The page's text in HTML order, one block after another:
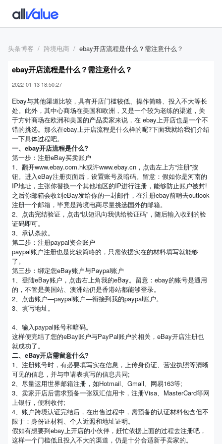
头条博客 跨境电商 ebay开店流程是什么？需注意什么？
ebay开店流程是什么？需注意什么？
2022-01-13 18:50:27
Ebay与其他渠道比较，具有开店门槛较低、操作简略、投入不大等长
处。此外，其中心商场在美国和欧洲，又是一个较为老练的渠道，关
于方针商场在欧洲和美国的产品卖家来说，在 ebay上开店也是一个不
错的挑选。那么在ebay上开店流程是什么样的呢?下面我就给我们介绍
一下具体过程吧。
一、ebay开店流程是什么?
第一步：注册eBay买卖账户
1、翻开www.ebay.com.hk或许www.ebay.cn，点击左上方“注册”按
钮。进入eBay注册页面后，设置账号及暗码。留意：假如你是河南的
IP地址，主张你替换一个其他地区的IP进行注册，能够防止账户被封!
之后你邮箱会收到eBay发给你的一封邮件，在注册ebay前哨去outlook
注册一个邮箱，毕竟是跨境电商尽量挑选国外的邮箱。
2、点击完结验证，点击“以短讯向我供给验证码”，随后输入收到的验
证码即可。
3、承认条款。
第二步：注册paypal资金账户
paypal账户注册也是比较简略的，只需依据实在的材料填写就能够
了。
第三步：绑定您eBay账户与Paypal账户
1、登陆eBay账户，点击右上角我的eBay。留意：ebay的账号是通用
的，不管是美国站、澳洲站仍是香港站都能够登录。
2、点击账户—paypal账户—衔接到我的paypal账户。
3、填写地址。
4、输入paypal账号和暗码。
这样便完结了您的eBay账户与PayPal账户的相关，eBay开店注册也
就成功了。
二、eBay开店需留意什么?
1、注册账号时，有必要填写实在信息，上传身份证、营业执照等清晰
可见的信息，并与申请表填写的信息共同;
2、尽量运用世界邮箱注册，如Hotmail、Gmail、网易163等;
3、卖家开店后需求预备一张双汇信用卡，注册Visa、MasterCard等网
上银行，便利收付;
4、账户跨境认证完结后，在出售过程中，需预备的认证材料包含但不
限于：身份证材料、个人近照和地址证明。
假如有想要到ebay上开店的小伙伴，赶忙依据上面的过程去注册吧，
这样一个门槛低且投入不大的渠道，仍是十分合适新手卖家的。